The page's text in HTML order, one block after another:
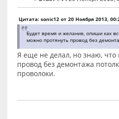
Цитата: sonic12 от 20 Ноября 2013,
Будет время и желание, опиши как
можно протянуть провод без
Я еще не делал, но знаю, что
провод без демонтажа
проволоки.